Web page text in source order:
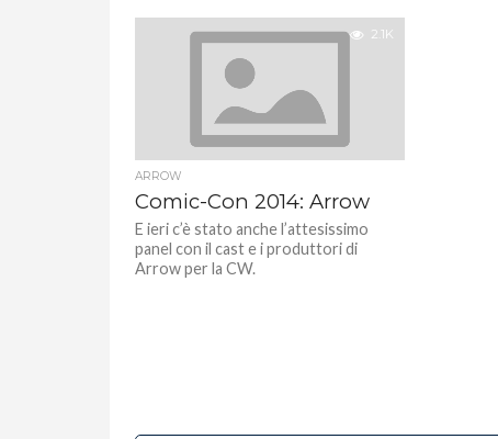
2.1K
ARROW
Comic-Con 2014: Arrow
E ieri c’è stato anche l’attesissimo
panel con il cast e i produttori di
Arrow per la CW.